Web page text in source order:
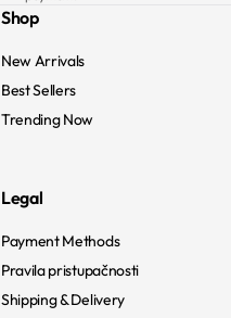
Shop
New Arrivals
Best Sellers
Trending Now
Legal
Payment Methods
Pravila pristupačnosti
Shipping & Delivery